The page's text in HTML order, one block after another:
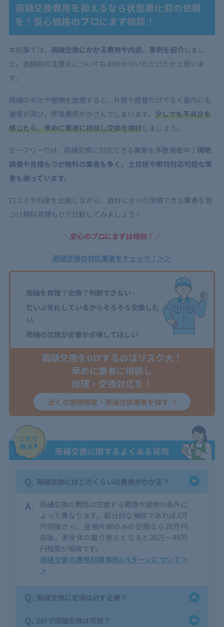
雨樋交換費用を抑えるなら状態悪化前の依頼
を！良心価格のプロにまず相談！
本記事では、 雨樋交換にかかる費用や内訳、事例を紹介しまし
た。依頼前の注意点についてもお分かりいただけたかと思いま
す。
雨樋の劣化や破損を放置すると、外壁や屋根だけでなく室内にも
被害が及び、修理費用がかさんでしまいます。 少しでも不具合を
感じたら、早めに業者に相談し交換を検討しましょう。
セーフリーでは、雨樋交換に対応できる業者を多数掲載中！ 現地
調査や見積もりが無料の業者も多く、土日祝や即日対応可能な業
者も揃っています。
口コミや料金を比較しながら、自分に合った信頼できる業者を見
つけ無料見積もりで比較してみましょう！
＼安心のプロにまずは相談！／
雨樋交換の対応業者をチェック！＞＞
雨樋を修理？交換？判断できない…
だいぶ劣化しているからそろそろ交換した
い
雨樋の交換が必要か点検してほしい
雨樋交換をDIYするのはリスク大！
早めに業者に相談し
修理・交換対応を！
近くの屋根修理・雨樋交換業者を探す
雨樋交換に関するよくある質問
Q. 雨樋交換にはどのくらいの費用がかかる？
A.
雨樋交換の費用は交換する範囲や建物の条件に
よって異なります。 部分的な補修であれば3万
円前後から、屋根片側のみの交換なら20万円
前後、家全体の取り替えとなると20万～40万
円程度が相場です。
雨樋交換の費用総額事例3パターンについて＞
＞
Q. 雨樋交換に足場は必ず必要？
Q. DIYで雨樋交換は可能？